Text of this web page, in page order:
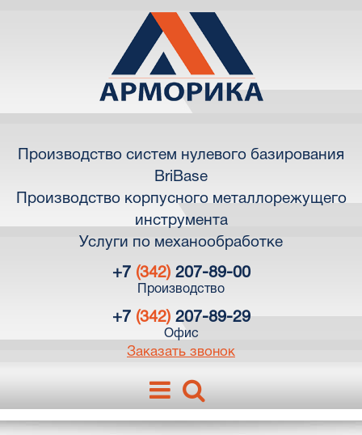
Производство систем нулевого базирования
BriBase
Производство корпусного металлорежущего
инструмента
Услуги по механообработке
+7 (342)207-89-00
Производство
+7 (342)207-89-29
Офис
Заказать звонок